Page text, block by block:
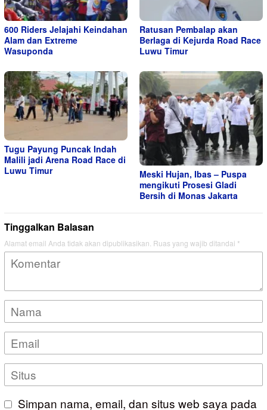
600 Riders Jelajahi Keindahan
Alam dan Extreme
Wasuponda
Ratusan Pembalap akan
Berlaga di Kejurda Road Race
Luwu Timur
Tugu Payung Puncak Indah
Malili jadi Arena Road Race di
Luwu Timur
Meski Hujan, Ibas – Puspa
mengikuti Prosesi Gladi
Bersih di Monas Jakarta
Tinggalkan Balasan
Alamat email Anda tidak akan dipublikasikan. Ruas yang wajib ditandai *
Simpan nama, email, dan situs web saya pada